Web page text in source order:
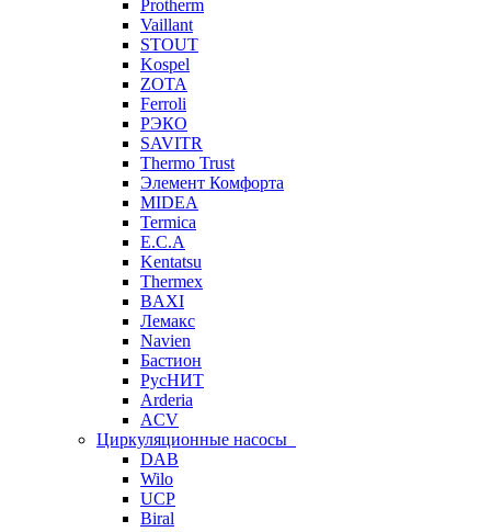
Protherm
Vaillant
STOUT
Kospel
ZOTA
Ferroli
РЭКО
SAVITR
Thermo Trust
Элемент Комфорта
MIDEA
Termica
E.C.A
Kentatsu
Thermex
BAXI
Лемакс
Navien
Бастион
РусНИТ
Arderia
ACV
Циркуляционные насосы
DAB
Wilo
UCP
Biral